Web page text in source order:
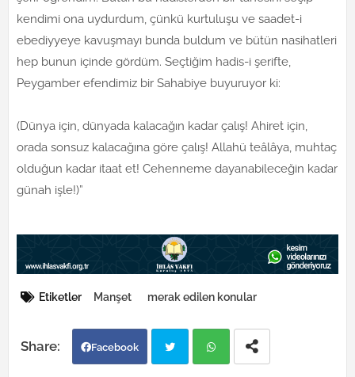
kendimi ona uydurdum, çünkü kurtuluşu ve saadet-i
ebediyyeye kavuşmayı bunda buldum ve bütün nasihatleri
hep bunun içinde gördüm. Seçtiğim hadis-i şerifte,
Peygamber efendimiz bir Sahabiye buyuruyor ki:
(Dünya için, dünyada kalacağın kadar çalış! Ahiret için,
orada sonsuz kalacağına göre çalış! Allahü teâlâya, muhtaç
olduğun kadar itaat et! Cehenneme dayanabileceğin kadar
günah işle!)”
Etiketler Manşet merak edilen konular
Facebook